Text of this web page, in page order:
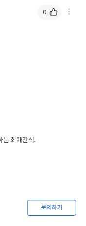
는 최애간식.
0
문의하기